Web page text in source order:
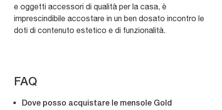
e oggetti accessori di qualità per la casa, è
imprescindibile accostare in un ben dosato incontro le
doti di contenuto estetico e di funzionalità.
FAQ
Dove posso acquistare le mensole Gold